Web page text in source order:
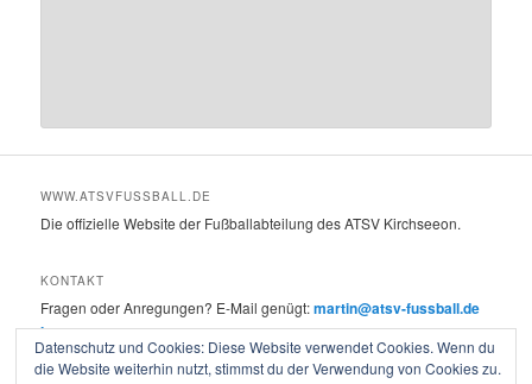
WWW.ATSVFUSSBALL.DE
Die offizielle Website der Fußballabteilung des ATSV Kirchseeon.
KONTAKT
Fragen oder Anregungen? E-Mail genügt:martin@atsv-fussball.de
Impressum
Datenschutz und Cookies: Diese Website verwendet Cookies. Wenn du
die Website weiterhin nutzt, stimmst du der Verwendung von Cookies zu.